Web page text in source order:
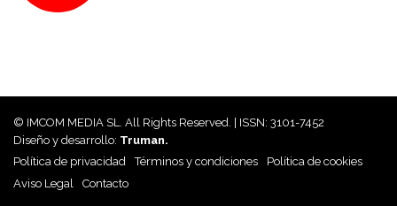
© IMCOM MEDIA SL. All Rights Reserved. | ISSN: 3101-7452
Diseño y desarrollo: Truman.
Política de privacidad
Términos y condiciones
Política de cookies
Aviso Legal
Contacto